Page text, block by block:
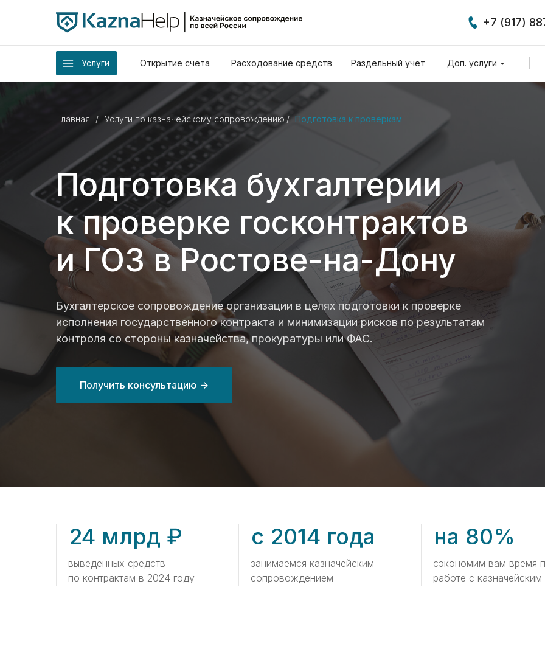
+7 (917)
Услуги Открытие счета Расходование средств Раздельный учет Доп. услуги
Подготовка бухгалтерии
к пров ерке госконтрактов
и ГОЗ в Ростове-на-Дону
Получить консультацию ->
Главная Услуги по казначейскому сопровождению
/ Подготовка к проверкам
/
Бухгалтерское сопровождение организации в целях подготовки к проверке
исполнения государственного контракта и минимизации рисков по результатам
контроля со стороны казначейства, прокуратуры или ФАС.
24 млрд ₽
выведенных средств
по контрактам в 2024 году
с 2014 года
занимаемся казначейским
сопровождением
сэкономим вам время
работе с
на 80%